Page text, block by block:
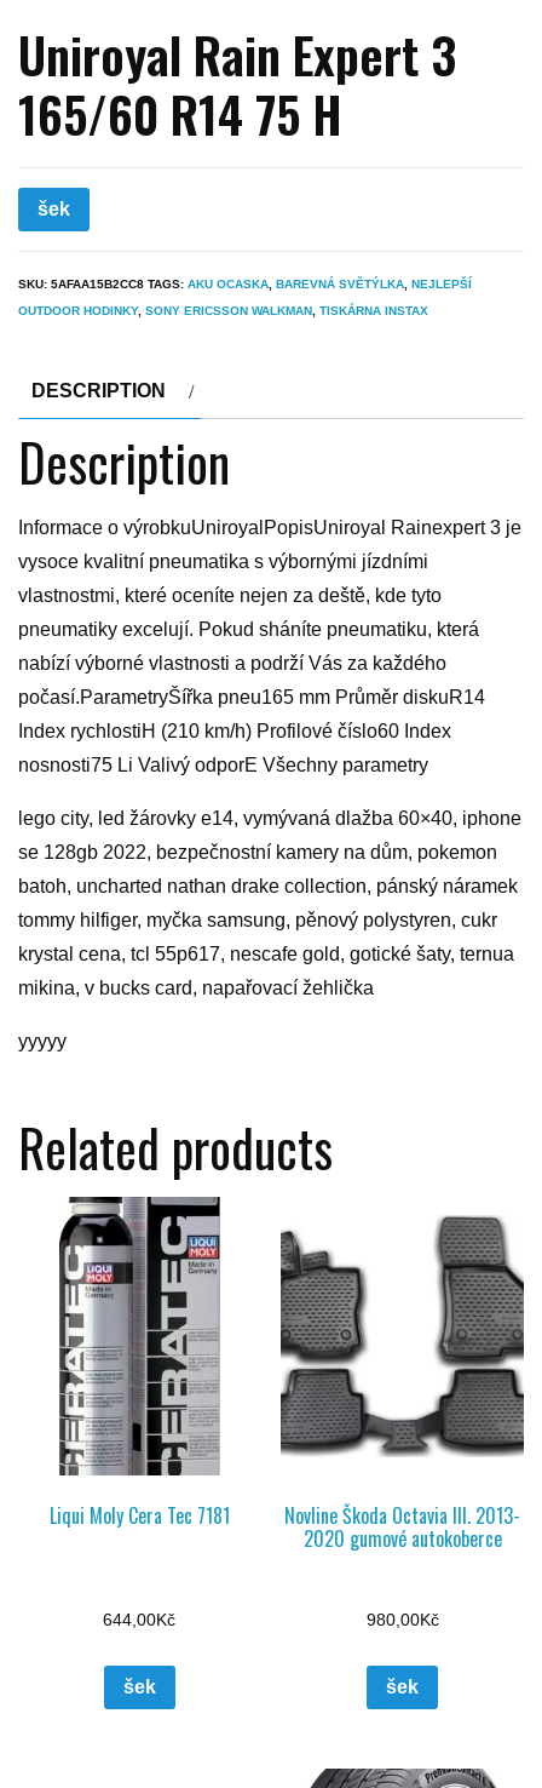
Uniroyal Rain Expert 3
165/60 R14 75 H
šek
SKU: 5AFAA15B2CC8 TAGS: AKU OCASKA BAREVNÁ SVĚTÝLKA NEJLEPŠÍ
OUTDOOR HODINKY, SONY ERICSSON WALKMAN TISKÁRNA INSTAX
DESCRIPTION
Description
Informace o výrobkuUniroyalPopisUniroyal Rainexpert 3 je
vysoce kvalitní pneumatika s výbornými jízdními
vlastnostmi, které oceníte nejen za deště, kde tyto
pneumatiky excelují. Pokud sháníte pneumatiku, která
nabízí výborné vlastnosti a podrží Vás za každého
počasí.ParametryŠířka pneu165 mm Průměr diskuR14
Index rychlostiH (210 km/h) Profilové číslo60 Index
nosnosti75 Li Valivý odporE Všechny parametry
lego city, led žárovky e14, vymývaná dlažba 60×40, iphone
se 128gb 2022, bezpečnostní kamery na dům, pokemon
batoh, uncharted nathan drake collection, pánský náramek
tommy hilfiger, myčka samsung, pěnový polystyren, cukr
krystal cena, tcl 55p617, nescafe gold, gotické šaty, ternua
mikina, v bucks card, napařovací žehlička
yyyyy
Related products
Liqui Moly Cera Tec 7181
644,00Kč
šek
Novline Škoda Octavia III. 2013-
2020 gumové autokoberce
980,00Kč
šek